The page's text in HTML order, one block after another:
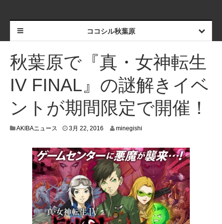
ココシル秋葉原
秋葉原で『真・女神転生
IV FINAL』の謎解きイベ
ントが期間限定で開催！
AKIBAニュース 3月 22, 2016
8
,
2
0
1
6
minegishi